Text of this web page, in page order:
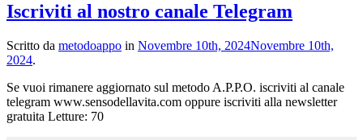
Iscriviti al nostro canale Telegram
Scritto da metodoappo in Novembre 10th, 2024Novembre 10th,
2024.
Se vuoi rimanere aggiornato sul metodo A.P.P.O. iscriviti al canale
telegram www.sensodellavita.com oppure iscriviti alla newsletter
gratuita Letture: 70